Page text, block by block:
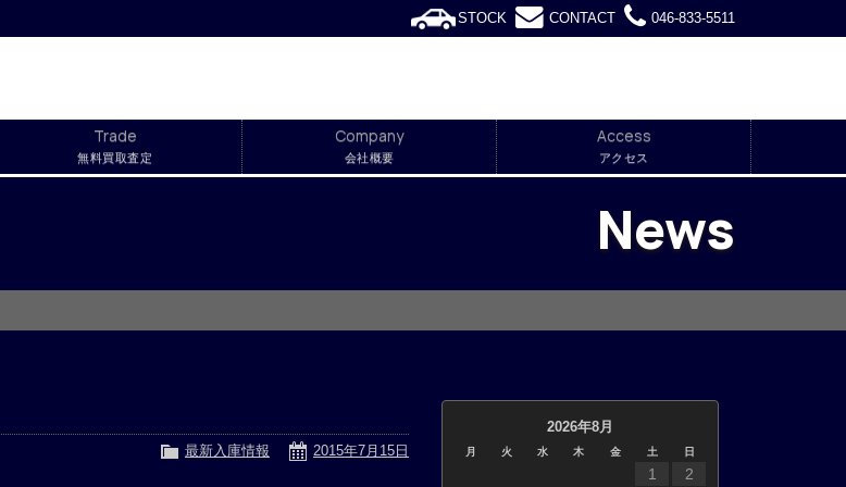
STOCK CONTACT 046-833-5511
Trade
無料買取査定
Company
会社概要
Access
アクセス
News
2015年7月15日
最新入庫情報
2026年8月
月 火 水 木 金 土 日
1 2